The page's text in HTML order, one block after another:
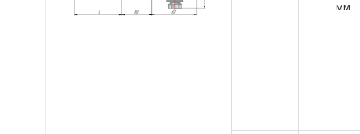
мм